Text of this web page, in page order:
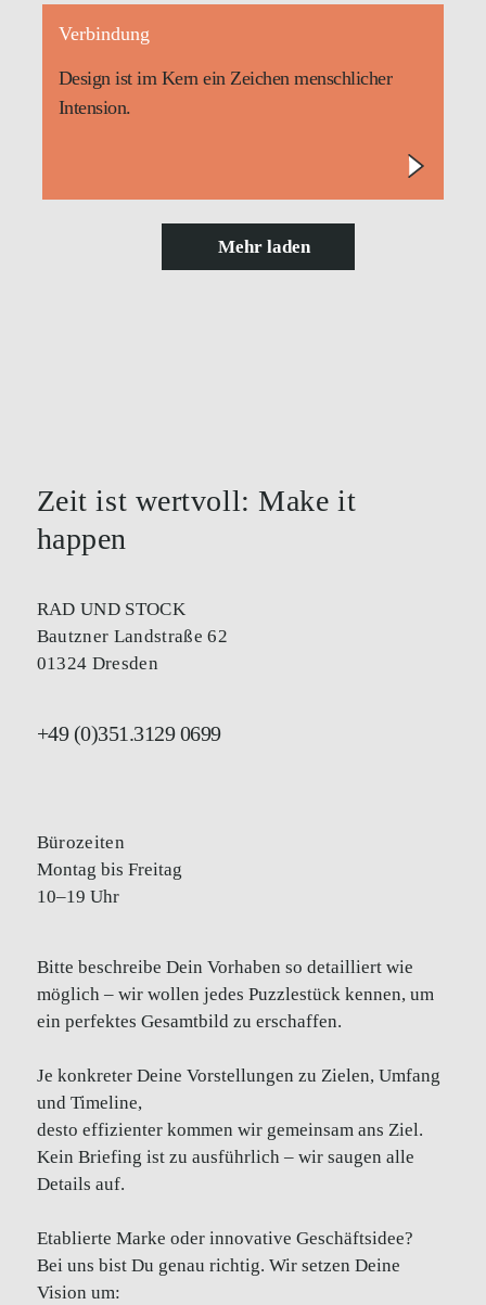
Verbindung
Design ist im Kern ein Zeichen menschlicher
Intension.
Mehr laden
Zeit ist wertvoll: Make it
happen
RAD UND STOCK
Bautzner Landstraße 62
01324 Dresden
+49 (0)351.3129 0699
Bürozeiten
Montag bis Freitag
10–19 Uhr
Bitte beschreibe Dein Vorhaben so detailliert wie
möglich – wir wollen jedes Puzzlestück kennen, um
ein perfektes Gesamtbild zu erschaffen.
Je konkreter Deine Vorstellungen zu Zielen, Umfang
und Timeline,
desto effizienter kommen wir gemeinsam ans Ziel.
Kein Briefing ist zu ausführlich – wir saugen alle
Details auf.
Etablierte Marke oder innovative Geschäftsidee?
Bei uns bist Du genau richtig. Wir setzen Deine
Vision um: